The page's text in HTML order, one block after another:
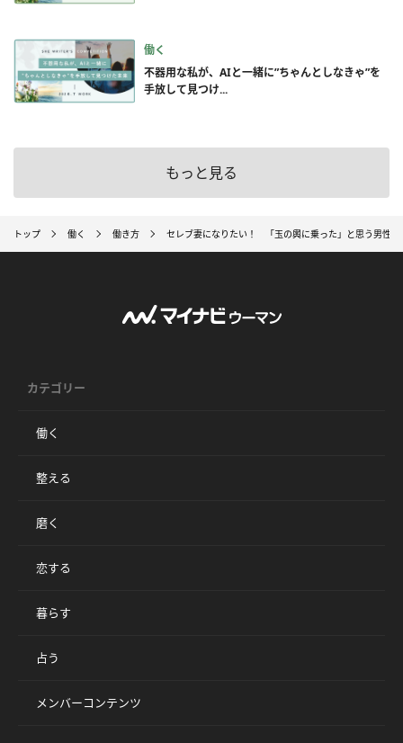
働く
不器用な私が、AIと一緒に”ちゃんとしなきゃ”を
手放して見つけ...
もっと見る
トップ 働く 働き方 セレブ妻になりたい！ 「玉の輿に乗った」と思う男性の
カテゴリー
働く
整える
磨く
恋する
暮らす
占う
メンバーコンテンツ